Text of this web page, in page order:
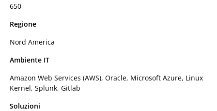
650
Regione
Nord America
Ambiente IT
Amazon Web Services (AWS), Oracle, Microsoft Azure, Linux
Kernel, Splunk, Gitlab
Soluzioni